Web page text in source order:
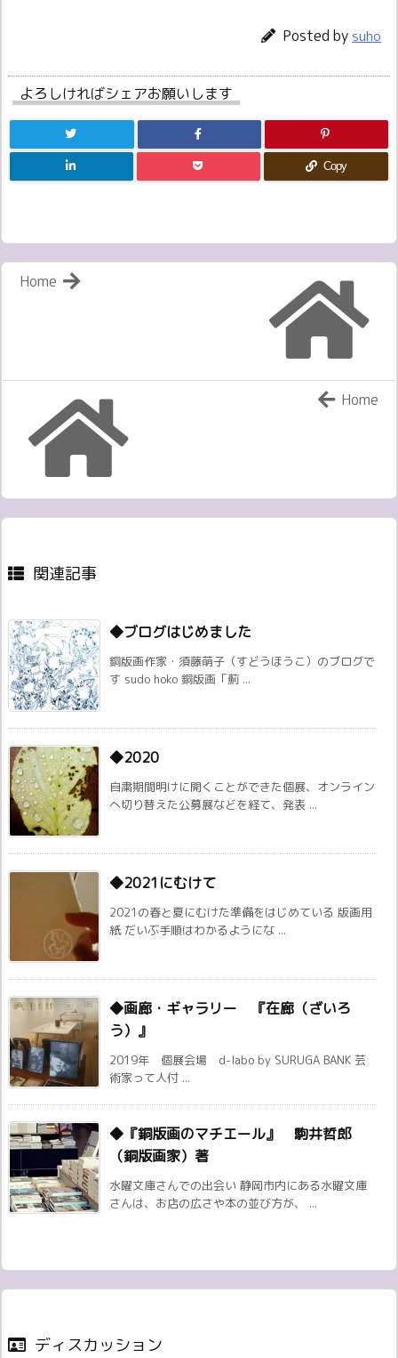
Posted by suho
よろしければシェアお願いします
Copy
Home
Home
関連記事
◆ブログはじめました
銅版画作家・須藤萌子（すどうほうこ）のブログで
す sudo hoko 銅版画「薊 ...
◆2020
自粛期間明けに開くことができた個展、オンライン
へ切り替えた公募展などを経て、発表 ...
◆2021にむけて
2021の春と夏にむけた準備をはじめている 版画用
紙 だいぶ手順はわかるようにな ...
◆画廊・ギャラリー 『在廊（ざいろ
う）』
2019年 個展会場 d-labo by SURUGA BANK 芸
術家って人付 ...
◆『銅版画のマチエール』 駒井哲郎
（銅版画家）著
水曜文庫さんでの出会い 静岡市内にある水曜文庫
さんは、お店の広さや本の並び方が、 ...
ディスカッション